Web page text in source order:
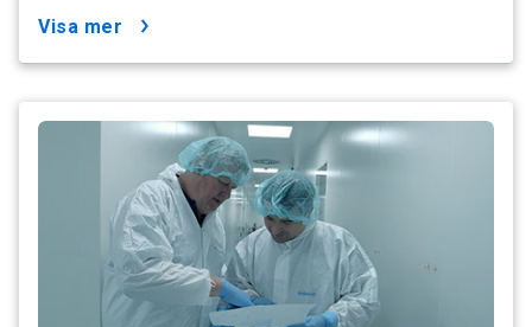
visa mer